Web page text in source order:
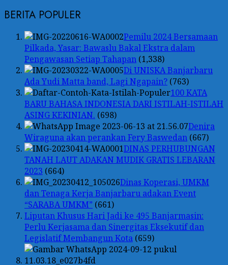
BERITA POPULER
Pemilu 2024 Bersamaan
Pilkada, Yasar: Bawaslu Bakal Ekstra dalam
Pengawasan Setiap Tahapan (1,338)
Di UNISKA Banjarbaru
Ada Yudi Matta band, Lagi Ngapain? (763)
100 KATA
BARU BAHASA INDONESIA DARI ISTILAH-ISTILAH
ASING KEKINIAN. (698)
Denira
Wiraguna akan perankan Fery Baswedan (667)
DINAS PERHUBUNGAN
TANAH LAUT ADAKAN MUDIK GRATIS LEBARAN
2023 (664)
Dinas Koperasi, UMKM
dan Tenaga Kerja Banjarbaru adakan Event
“SARABA UMKM” (661)
Liputan Khusus Hari Jadi ke 495 Banjarmasin:
Perlu Kerjasama dan Sinergitas Eksekutif dan
Legislatif Membangun Kota (659)